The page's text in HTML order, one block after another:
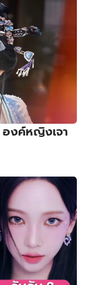
งค์หญิงเจา